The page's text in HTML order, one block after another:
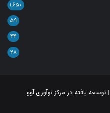
۱,۶۵۰
۵۹
۴۴
۲۸
| توسعه یافته در مرکز نوآوری آوو